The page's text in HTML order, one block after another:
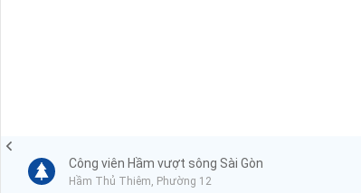
Công viên Hầm vượt sông Sài Gòn
Hầm Thủ Thiêm, Phường 12